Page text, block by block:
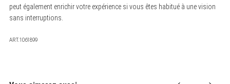
peut également enrichir votre expérience si vous êtes habitué à une vision
sans interruptions.
ART.1061899